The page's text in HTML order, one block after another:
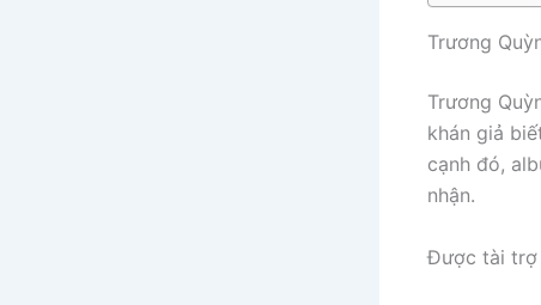
Trương
Trương
khán giả
cạnh đó,
nhận.
Được tài trợ